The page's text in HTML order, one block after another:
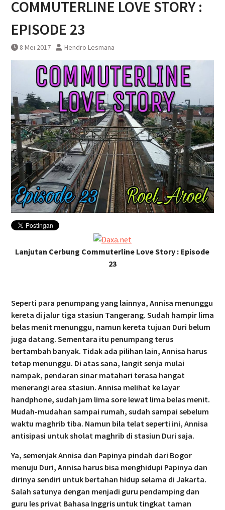
Yogyakarta
COMMUTERLINE LOVE STORY :
EPISODE 23
8 Mei 2017 Hendro Lesmana
Lanjutan Cerbung Commuterline Love Story : Episode
23
Seperti para penumpang yang lainnya, Annisa menunggu
kereta di jalur tiga stasiun Tangerang. Sudah hampir lima
belas menit menunggu, namun kereta tujuan Duri belum
juga datang. Sementara itu penumpang terus
bertambah banyak. Tidak ada pilihan lain, Annisa harus
tetap menunggu. Di atas sana, langit senja mulai
nampak, pendaran sinar matahari terasa hangat
menerangi area stasiun. Annisa melihat ke layar
handphone, sudah jam lima sore lewat lima belas menit.
Mudah-mudahan sampai rumah, sudah sampai sebelum
waktu maghrib tiba. Namun bila telat seperti ini, Annisa
antisipasi untuk sholat maghrib di stasiun Duri saja.
Ya, semenjak Annisa dan Papinya pindah dari Bogor
menuju Duri, Annisa harus bisa menghidupi Papinya dan
dirinya sendiri untuk bertahan hidup selama di Jakarta.
Salah satunya dengan menjadi guru pendamping dan
guru les privat Bahasa Inggris untuk tingkat taman